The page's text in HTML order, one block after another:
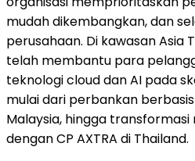
mudah dikembangkan, dan
perusahaan. Di kawasan Asia
telah membantu para
teknologi cloud dan AI pada
mulai dari perbankan
Malaysia, hingga
dengan CP AXTRA di Thailand.